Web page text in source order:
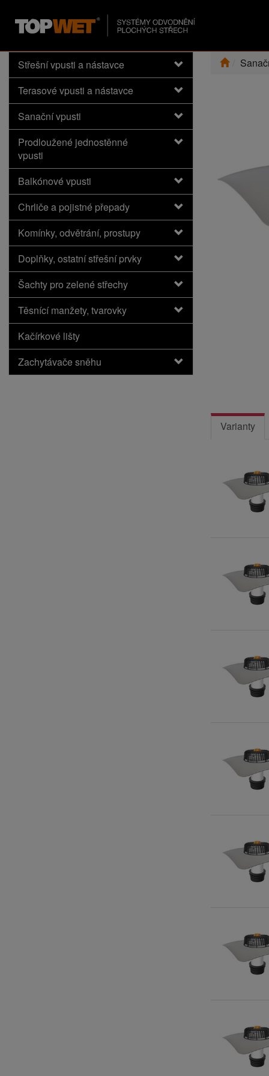
Střešní vpusti a nástavce
Terasové vpusti a nástavce
Sanační vpusti
Prodloužené jednostěnné
vpusti
Balkónové vpusti
Chrliče a pojistné přepady
Komínky, odvětrání, prostupy
Doplňky, ostatní střešní prvky
Šachty pro zelené střechy
Těsnící manžety, tvarovky
Kačírkové lišty
Zachytávače sněhu
Varianty